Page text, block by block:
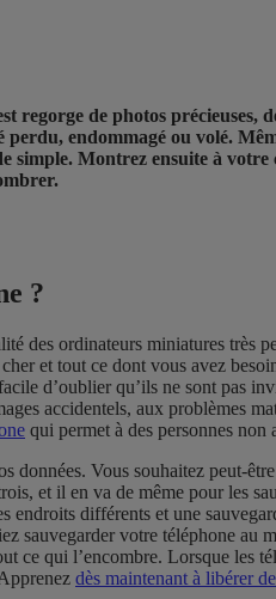
de photos précieuses,
endommagé ou volé.
simple. Montrez ensuite à
?
des ordinateurs miniatures très
et tout ce dont vous avez
d’oublier qu’ils ne sont pas
accidentels, aux problèmes
qui permet à des personnes non
données. Vous souhaitez peut-
et il en va de même pour les
différents et une
sauvegarder votre téléphone
ce qui l’encombre. Lorsque les
dès maintenant à libérer